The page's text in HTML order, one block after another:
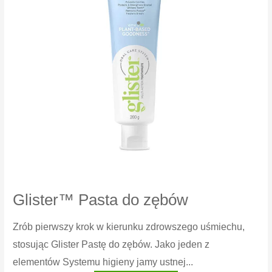
Glister™ Pasta do zębów
Zrób pierwszy krok w kierunku zdrowszego uśmiechu,
stosując Glister Pastę do zębów. Jako jeden z
elementów Systemu higieny jamy ustnej...